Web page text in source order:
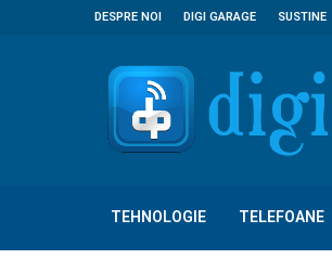
DESPRE NOI DIGI GARAGE SUSTINE
TEHNOLOGIE TELEFOANE